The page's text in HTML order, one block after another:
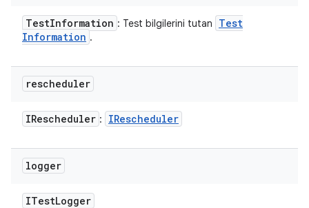
TestInformation : Test bilgilerini tutan
Test
Information .
rescheduler
IRescheduler : IRescheduler
logger
ITestLogger